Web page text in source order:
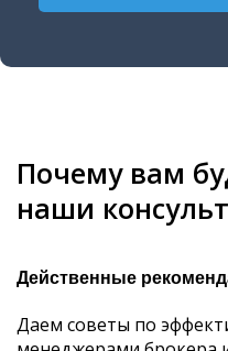
Почему вам
наши
Действенные
Даем советы по